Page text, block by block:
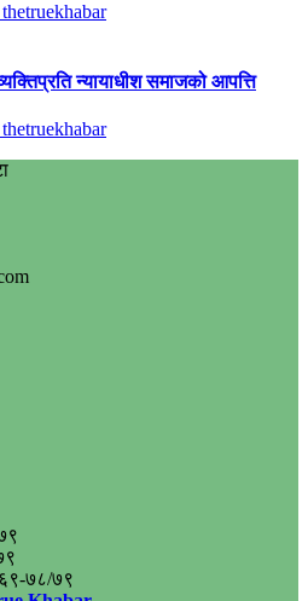
thetruekhabar
न्यायाधीश समाजको आपत्ति
thetruekhabar
७८/७९